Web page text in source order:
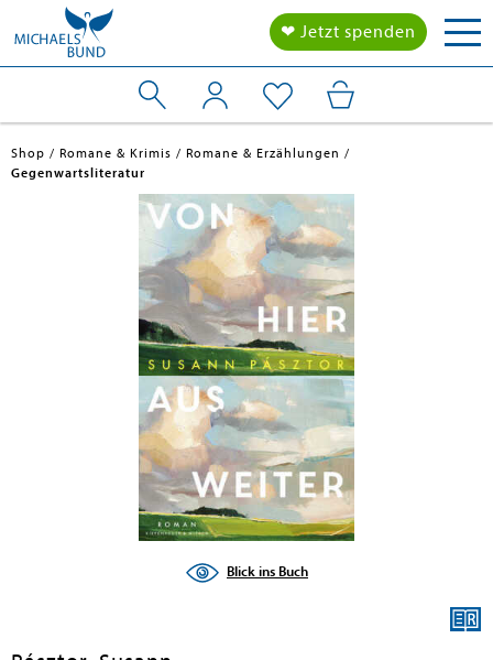
❤ Jetzt spenden
Shop Romane & Krimis
Romane & Erzählungen
Gegenwartsliteratur
Blick ins Buch